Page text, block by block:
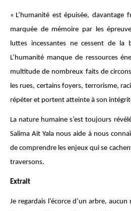
« L’humanité est épuisée, davantage
marquée de mémoire par les
luttes incessantes ne cessent de la
L’humanité manque de ressources
multitude de nombreux faits de
les rues, certains foyers, terrorisme,
répéter et portent atteinte à son
La nature humaine s’est toujours
Salima Ait Yala nous aide à nous
de comprendre les enjeux qui se
traversons.
Extrait
Je regardais l’écorce d’un arbre,